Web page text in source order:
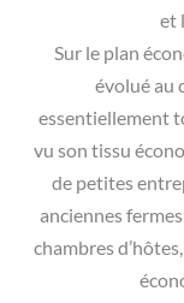
et
Sur le plan
évolué au
essentiellement
vu son tissu
de petites
anciennes
chambres